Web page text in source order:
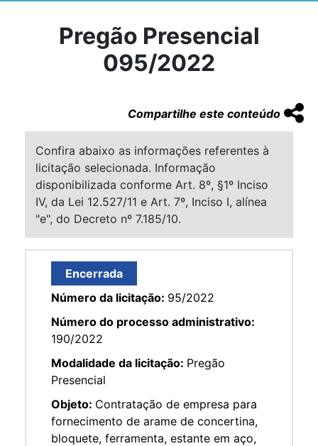
Pregão Presencial
095/2022
Compartilhe este conteúdo
Confira abaixo as informações referentes à
licitação selecionada. Informação
disponibilizada conforme Art. 8º, §1º Inciso
IV, da Lei 12.527/11 e Art. 7º, Inciso I, alínea
"e", do Decreto nº 7.185/10.
Encerrada
Número da licitação: 95/2022
Número do processo administrativo:
190/2022
Modalidade da licitação: Pregão
Presencial
Objeto: Contratação de empresa para
fornecimento de arame de concertina,
bloquete, ferramenta, estante em aço,